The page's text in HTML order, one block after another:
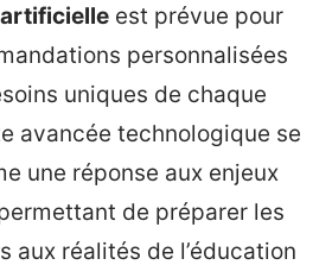
est prévue pour
personnalisées
uniques de chaque
avancée technologique se
une réponse aux enjeux
de préparer les
aux réalités de l’éducation